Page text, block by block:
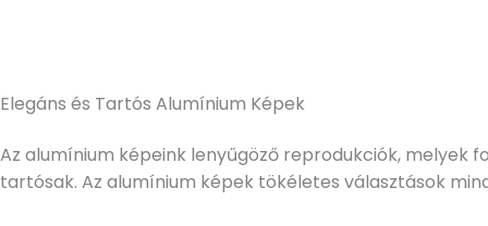
Elegáns és Tartós Alumínium Képek
Az alumínium képeink lenyűgöző reprodukciók, melyek
tartósak. Az alumínium képek tökéletes választások